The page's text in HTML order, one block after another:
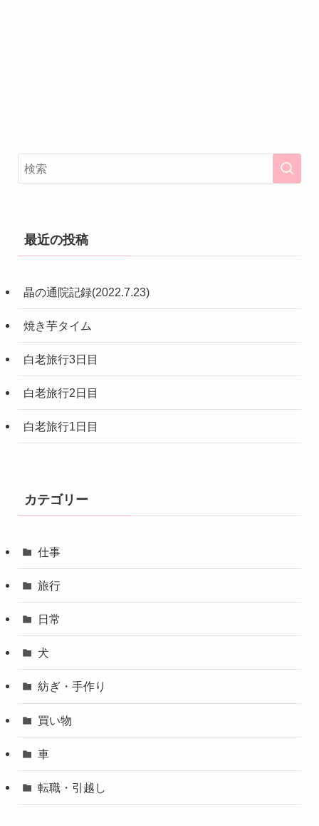
最近の投稿
晶の通院記録(2022.7.23)
焼き芋タイム
白老旅行3日目
白老旅行2日目
白老旅行1日目
カテゴリー
仕事
旅行
日常
犬
紡ぎ・手作り
買い物
車
転職・引越し